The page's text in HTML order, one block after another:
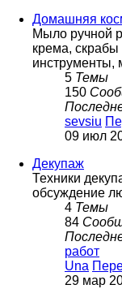
Домашняя
Мыло ручной
крема, скрабы
инструменты,
5 Темы
150
sevsiu
09 июл
Декупаж
Техники
обсуждение
4 Темы
84
работ
Una
29 мар